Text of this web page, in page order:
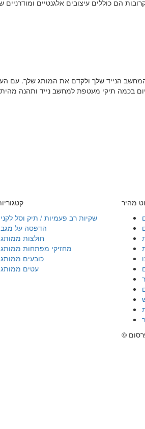
הם כוללים עיצובים אלגנטיים
הנייד שלך ולקדם את המותג שלך. עם
בכמה תיקי מעטפת למחשב נייד ותהנה
מהיר
שקיות רב פעמיות / תיק וסל
הדפסה על
חולצות
מחזיקי מפתחות
כובעים
עטים